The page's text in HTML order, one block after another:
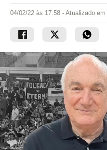
04/02/22 às 17:58 - Atualizado em